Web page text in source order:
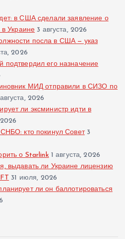
в США сделали заявление о
в Украине 3 августа, 2026
посла в США — указ
2026
подтвердил его назначение
МИД отправили в СИЗО по
2026
ли эксминистр идти в
кто покинул Совет 3
о Starlink 1 августа, 2026
выдавать ли Украине лицензию
31 июля, 2026
ли он баллотироваться